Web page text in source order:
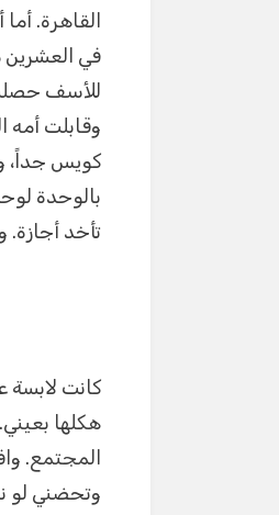
القاهرة.
في العشرين
للأسف
وقابلت أمه
كويس جداً،
بالوحدة
تأخد
كانت لابسة
هكلها
المجتمع.
وتحضني لو